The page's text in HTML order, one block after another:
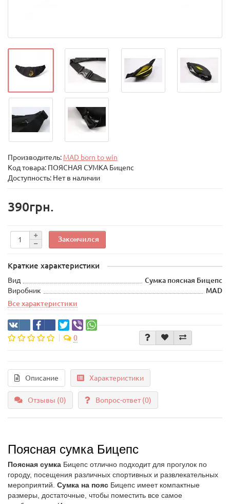
Производитель: MAD born to win
Код товара: ПОЯСНАЯ СУМКА Бицепс
Доступность: Нет в наличии
390грн.
Закончился
Краткие характеристики
Вид
Сумка поясная Бицепс
Виробник
MAD
Все характеристики
0
Описание Характеристики
Отзывы (0) Вопрос-ответ(0)
Поясная сумка Бицепс
Поясная сумка Бицепс отлично подходит для прогулок по
городу, посещения различных спортивных и развлекательных
мероприятий. Сумка на пояс Бицепс имеет компактные
размеры, достаточные, чтобы поместить все самое